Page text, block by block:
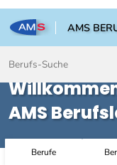
AMS
Berufe